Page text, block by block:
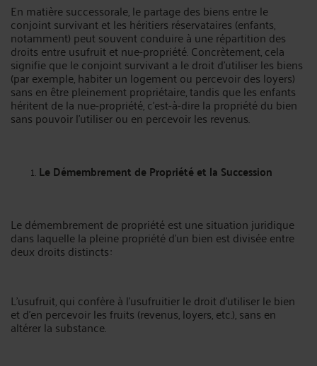
En matière successorale, le partage des biens entre le
conjoint survivant et les héritiers réservataires (enfants,
notamment) peut souvent conduire à une répartition des
droits entre usufruit et nue-propriété. Concrètement, cela
signifie que le conjoint survivant a le droit d'utiliser les biens
(par exemple, habiter un logement ou percevoir des loyers)
sans en être pleinement propriétaire, tandis que les enfants
héritent de la nue-propriété, c’est-à-dire la propriété du bien
sans pouvoir l'utiliser ou en percevoir les revenus.
Le Démembrement de Propriété et la Succession
Le démembrement de propriété est une situation juridique
dans laquelle la pleine propriété d’un bien est divisée entre
deux droits distincts :
L’usufruit, qui confère à l’usufruitier le droit d’utiliser le bien
et d’en percevoir les fruits (revenus, loyers, etc.), sans en
altérer la substance.